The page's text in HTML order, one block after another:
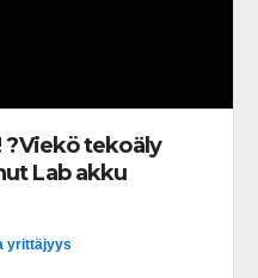
?Viekö tekoäly
Lab akku
yrittäjyys